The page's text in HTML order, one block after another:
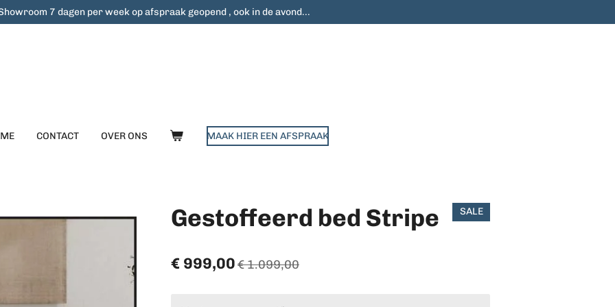
7 dagen per week op afspraak geopend , ook in de avond...
CONTACT OVER ONS MAAK HIER EEN AFSPRAAK
Gestoffeerd bed Stripe SALE
€ 999,00€ 1.099,00